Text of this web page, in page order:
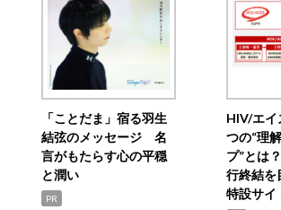
「ことだま」宿る羽生
結弦のメッセージ 名
言がもたらす心の平穏
と潤い
PR
HIV/エイ
つの“理
プ”とは
行終結を
特設サ